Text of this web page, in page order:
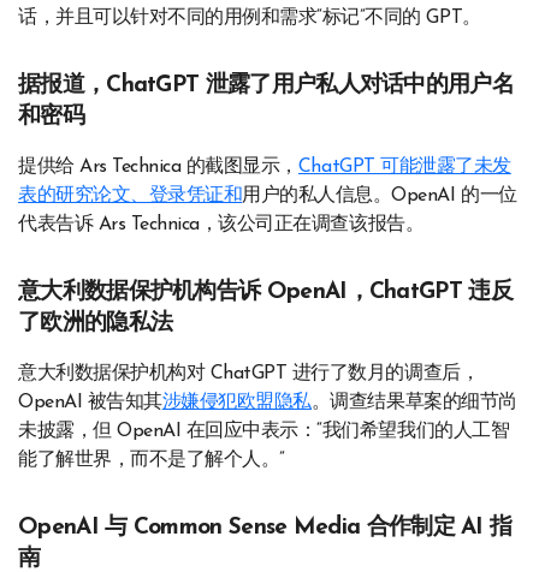
话，并且可以针对不同的用例和需求“标记”不同的 GPT。
据报道，ChatGPT 泄露了用户私人对话中的用户名
和密码
提供给 Ars Technica 的截图显示， ChatGPT 可能泄露了未发
表的研究论文、登录凭证和用户的私人信息。OpenAI 的一位
代表告诉 Ars Technica，该公司正在调查该报告。
意大利数据保护机构告诉 OpenAI，ChatGPT 违反
了欧洲的隐私法
意大利数据保护机构对 ChatGPT 进行了数月的调查后，
OpenAI 被告知其涉嫌侵犯欧盟隐私。调查结果草案的细节尚
未披露，但 OpenAI 在回应中表示：“我们希望我们的人工智
能了解世界，而不是了解个人。”
OpenAI 与 Common Sense Media 合作制定 AI 指
南